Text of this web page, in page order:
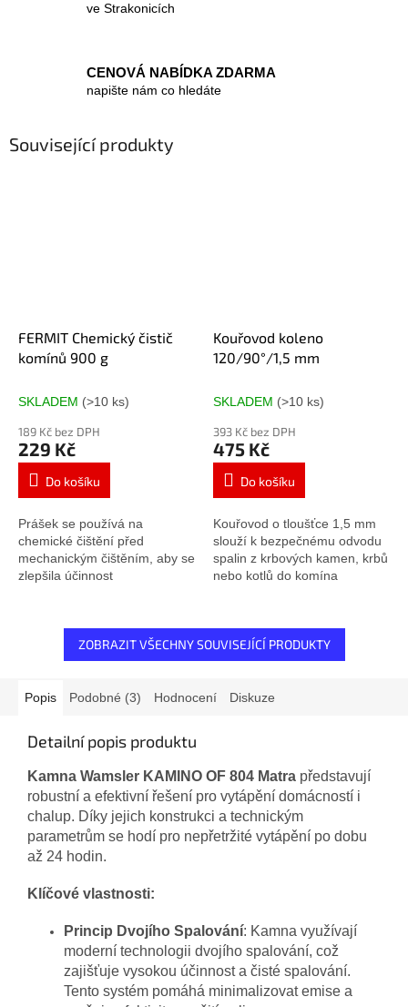
ve Strakonicích
CENOVÁ NABÍDKA ZDARMA
napište nám co hledáte
Související produkty
FERMIT Chemický čistič
komínů 900 g
SKLADEM (>10 ks)
189 Kč bez DPH
229 Kč
Do košíku
Prášek se používá na
chemické čištění před
mechanickým čištěním, aby se
zlepšila účinnost
Kouřovod koleno
120/90°/1,5 mm
SKLADEM (>10 ks)
393 Kč bez DPH
475 Kč
Do košíku
Kouřovod o tloušťce 1,5 mm
slouží k bezpečnému odvodu
spalin z krbových kamen, krbů
nebo kotlů do komína
ZOBRAZIT VŠECHNY SOUVISEJÍCÍ PRODUKTY
Popis Podobné (3) Hodnocení Diskuze
Detailní popis produktu
Kamna Wamsler KAMINO OF 804 Matra představují
robustní a efektivní řešení pro vytápění domácností i
chalup. Díky jejich konstrukci a technickým
parametrům se hodí pro nepřetržité vytápění po dobu
až 24 hodin.
Klíčové vlastnosti:
Princip Dvojího Spalování: Kamna využívají
moderní technologii dvojího spalování, což
zajišťuje vysokou účinnost a čisté spalování.
Tento systém pomáhá minimalizovat emise a